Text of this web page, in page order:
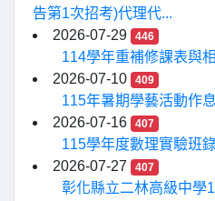
告第1次招考)代理代...
2026-07-29
446
114學年重補修課表與
2026-07-10
409
115年暑期學藝活動作
2026-07-16
407
115學年度數理實驗班
2026-07-27
407
彰化縣立二林高級中學